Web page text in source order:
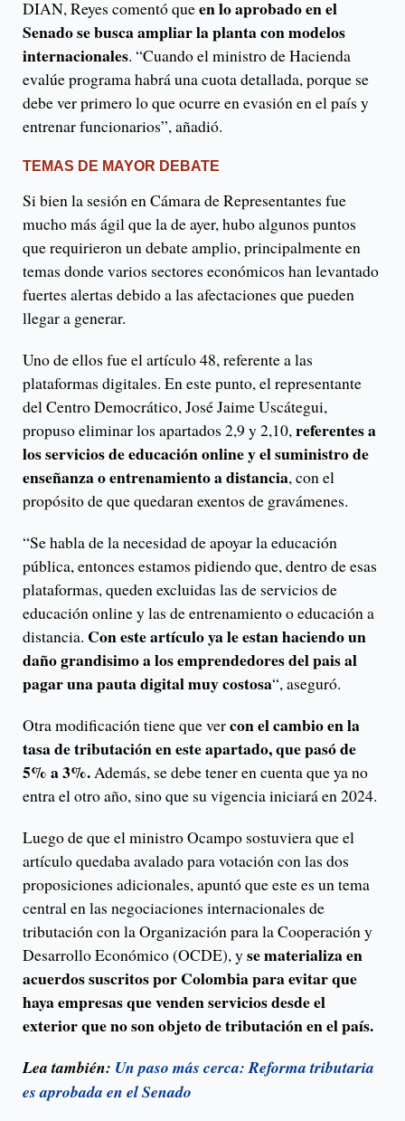
DIAN, Reyes comentó queen lo aprobado en el
Senado se busca ampliar la planta con modelos
internacionales. “Cuando el ministro de Hacienda
evalúe programa habrá una cuota detallada, porque se
debe ver primero lo que ocurre en evasión en el país y
entrenar funcionarios”, añadió.
TEMAS DE MAYOR DEBATE
Si bien la sesión en Cámara de Representantes fue
mucho más ágil que la de ayer, hubo algunos puntos
que requirieron un debate amplio, principalmente en
temas donde varios sectores económicos han levantado
fuertes alertas debido a las afectaciones que pueden
llegar a generar.
Uno de ellos fue el artículo 48, referente a las
plataformas digitales. En este punto, el representante
del Centro Democrático, José Jaime Uscátegui,
propuso eliminar los apartados 2,9 y 2,10,referentes a
los servicios de educación online y el suministro de
enseñanza o entrenamiento a distancia, con el
propósito de que quedaran exentos de gravámenes.
“Se habla de la necesidad de apoyar la educación
pública, entonces estamos pidiendo que, dentro de esas
plataformas, queden excluidas las de servicios de
educación online y las de entrenamiento o educación a
distancia. Con este artículo ya le estan haciendo un
daño grandisimo a los emprendedores del pais al
pagar una pauta digital muy costosa“, aseguró.
Otra modificación tiene que vercon el cambio en la
tasa de tributación en este apartado, que pasó de
5% a 3%.Además, se debe tener en cuenta que ya no
entra el otro año, sino que su vigencia iniciará en 2024.
Luego de que el ministro Ocampo sostuviera que el
artículo quedaba avalado para votación con las dos
proposiciones adicionales, apuntó que este es un tema
central en las negociaciones internacionales de
tributación con la Organización para la Cooperación y
Desarrollo Económico (OCDE), yse materializa en
acuerdos suscritos por Colombia para evitar que
haya empresas que venden servicios desde el
exterior que no son objeto de tributación en el país.
Lea también: Un paso más cerca: Reforma tributaria
es aprobada en el Senado